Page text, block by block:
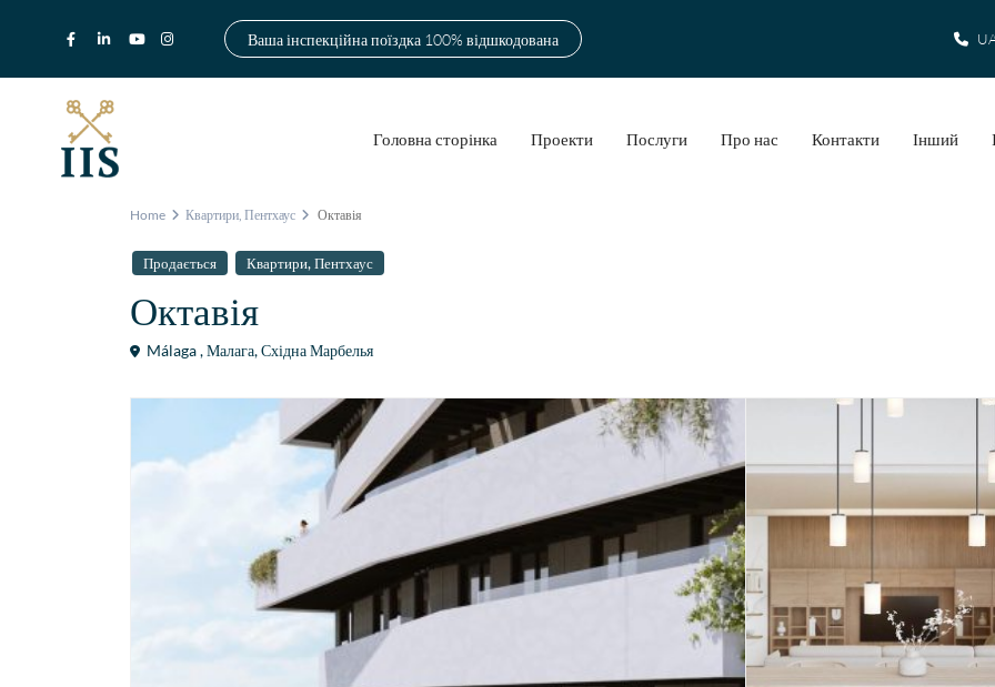
Ваша інспекційна поїздка 100% відшкодована
Головна сторінка Проекти Послуги Про нас Контакти Інший
Home Квартири, Пентхаус Октавія
Продається Квартири,Пентхаус
Октавія
Málaga ,Малага,Східна Марбелья